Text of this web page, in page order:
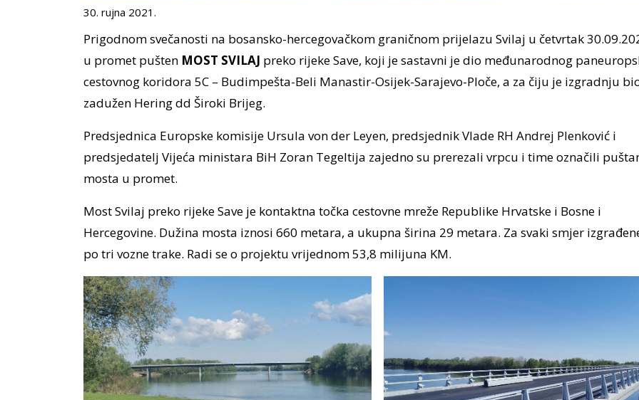
30. rujna 2021.
Prigodnom svečanosti na bosansko-hercegovačkom graničnom prijelazu Svilaj u četvrtak
u promet pušten MOST SVILAJ preko rijeke Save, koji je sastavni je dio međunarodnog
cestovnog koridora 5C – Budimpešta-Beli Manastir-Osijek-Sarajevo-Ploče, a za čiju je izgradnju
zadužen Hering dd Široki Brijeg.
Predsjednica Europske komisije Ursula von der Leyen, predsjednik Vlade RH Andrej Plenković i
predsjedatelj Vijeća ministara BiH Zoran Tegeltija zajedno su prerezali vrpcu i time označili
mosta u promet.
Most Svilaj preko rijeke Save je kontaktna točka cestovne mreže Republike Hrvatske i Bosne i
Hercegovine. Dužina mosta iznosi 660 metara, a ukupna širina 29 metara. Za svaki smjer
po tri vozne trake. Radi se o projektu vrijednom 53,8 milijuna KM.